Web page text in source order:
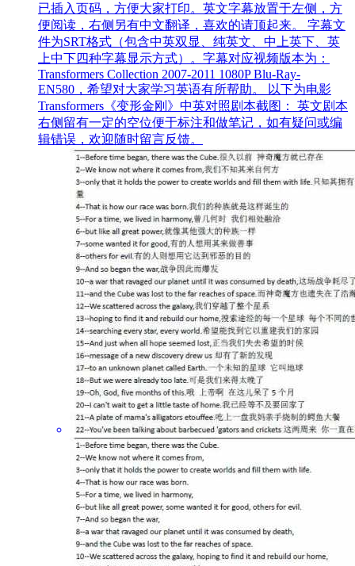
已插入页码，方便大家打印。英文字幕放置于左侧，方
便阅读，右侧另有中文翻译，喜欢的请顶起来。 字幕文
件为SRT格式（包含中英双显、纯英文、中上英下、英
上中下四种字幕显示方式）。字幕对应视频版本为：
Transformers Collection 2007-2011 1080P Blu-Ray-
EN580，希望对大家学习英语有所帮助。 以下为电影
Transformers《变形金刚》中英对照剧本截图： 英文剧本
右侧留有一定的空位便于标注和做笔记，如有疑问或编
辑错误，欢迎随时留言反馈。